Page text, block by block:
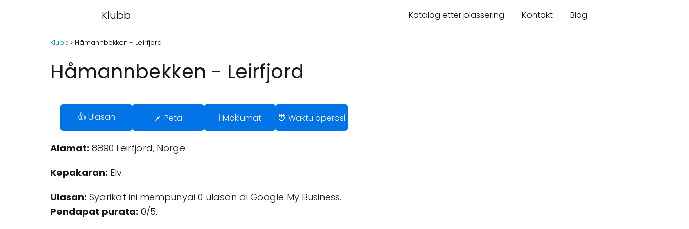
Klubb Katalog etter plassering Kontakt Blog
Klubb Håmannbekken - Leirfjord
Håmannbekken - Leirfjord
👍 Ulasan 📌 Peta ℹ️ Maklumat ⏰ Waktu operasi
Alamat: 8890 Leirfjord, Norge.
Kepakaran: Elv.
Ulasan: Syarikat ini mempunyai 0 ulasan di Google My Business.
Pendapat purata: 0/5.